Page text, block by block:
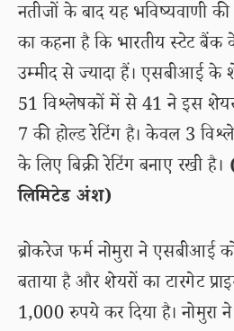
नतीजों के बाद यह भविष्यवाणी
का कहना है कि भारतीय स्टेट बैंक
उम्मीद से ज्यादा हैं। एसबीआई के
51 विश्लेषकों में से 41 ने इस शेयर
7 की होल्ड रेटिंग है। केवल 3
के लिए बिक्री रेटिंग बनाए रखी है।
लिमिटेड अंश)
ब्रोकरेज फर्म नोमुरा ने एसबीआई
बताया है और शेयरों का टारगेट
1,000 रुपये कर दिया है। नोमुरा